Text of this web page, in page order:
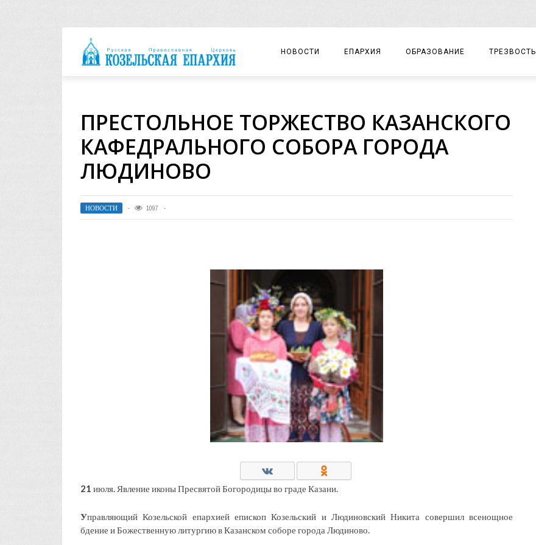
НОВОСТИ ЕПАРХИЯ
ЕПАРХИАЛЬНОЕ УПРАВЛЕНИЕ
ДОКУМЕНТЫ
ДУХОВЕНСТВО
БЛАГОЧИНИЯ
МАТЕРИАЛЫ
ОБРАЗОВАНИЕ
ЦЕНТР «ВОЗРОЖДЕНИЕ»
ДЕТСКИЙ ТУРИЗМ
ТРЕЗВОСТЬ
ДОКУМЕНТЫ
ПРЕСТОЛЬНОЕ ТОРЖЕСТВО КАЗАНСКОГО
КАФЕДРАЛЬНОГО СОБОРА ГОРОДА
ЛЮДИНОВО
НОВОСТИ 1097
21 июля. Явление иконы Пресвятой Богородицы во граде Казани.
Управляющий Козельской епархией епископ Козельский и Людиновский Никита совершил всенощное
бдение и Божественную литургию в Казанском соборе города Людиново.